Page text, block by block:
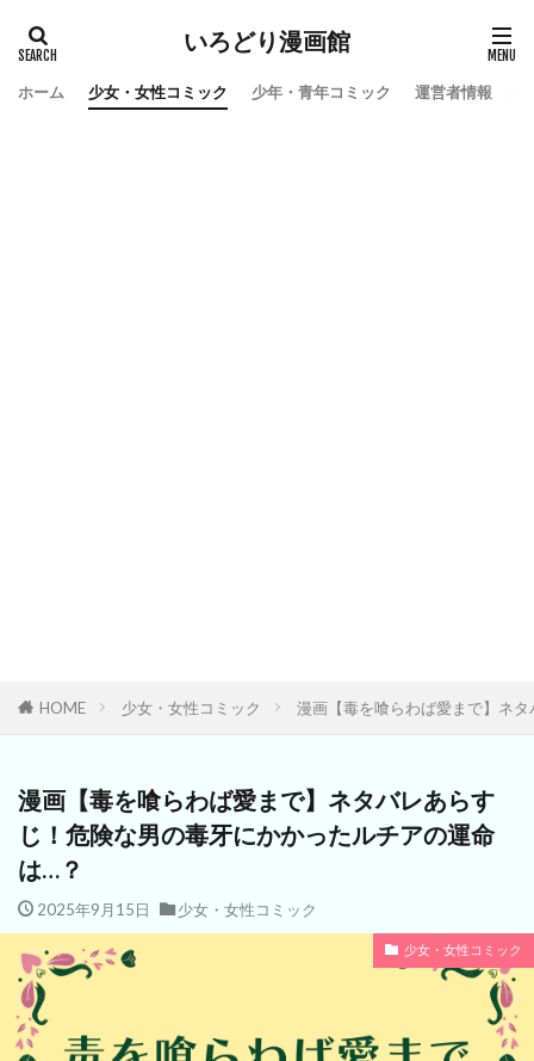
いろどり漫画館
ホーム 少女・女性コミック 少年・青年コミック 運営者情報
HOME 少女・女性コミック 漫画【毒を喰らわば愛まで】ネ
漫画【毒を喰らわば愛まで】ネタバレあらす
じ！危険な男の毒牙にかかったルチアの運命
は…？
2025年9月15日 少女・女性コミック
少女・女性コミック